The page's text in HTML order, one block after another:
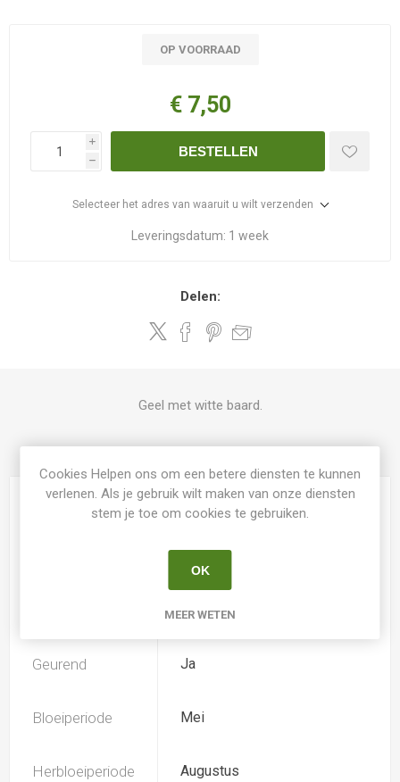
OP VOORRAAD
€ 7,50
i
h
BESTELLEN
Selecteer het adres van waaruit u wilt verzenden
Leveringsdatum: 1 week
Delen:
Geel met witte baard.
Kweker Byers
30
Geurend Ja
Bloeiperiode Mei
Herbloeiperiode Augustus
Cookies Helpen ons om een betere diensten te kunnen
verlenen. Als je gebruik wilt maken van onze diensten
stem je toe om cookies te gebruiken.
OK
MEER WETEN